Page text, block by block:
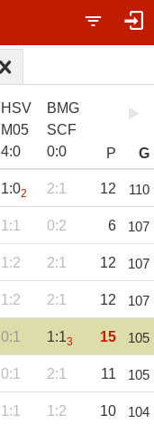
HSV
M05
4:0
BMG
SCF
0:0 P G
1:02 2:1 12 110
1:1 0:2 6 107
1:2 2:1 12 107
1:2 2:1 12 107
0:1 1:13 15 105
0:1 2:1 11 105
1:1 1:2 10 104